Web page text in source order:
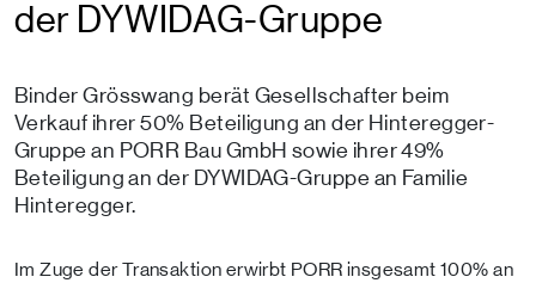
der DYWIDAG-Gruppe
Binder Grösswang berät Gesellschafter beim
Verkauf ihrer 50% Beteiligung an der Hinteregger-
Gruppe an PORR Bau GmbH sowie ihrer 49%
Beteiligung an der DYWIDAG-Gruppe an Familie
Hinteregger.
Im Zuge der Transaktion erwirbt PORR insgesamt 100% an